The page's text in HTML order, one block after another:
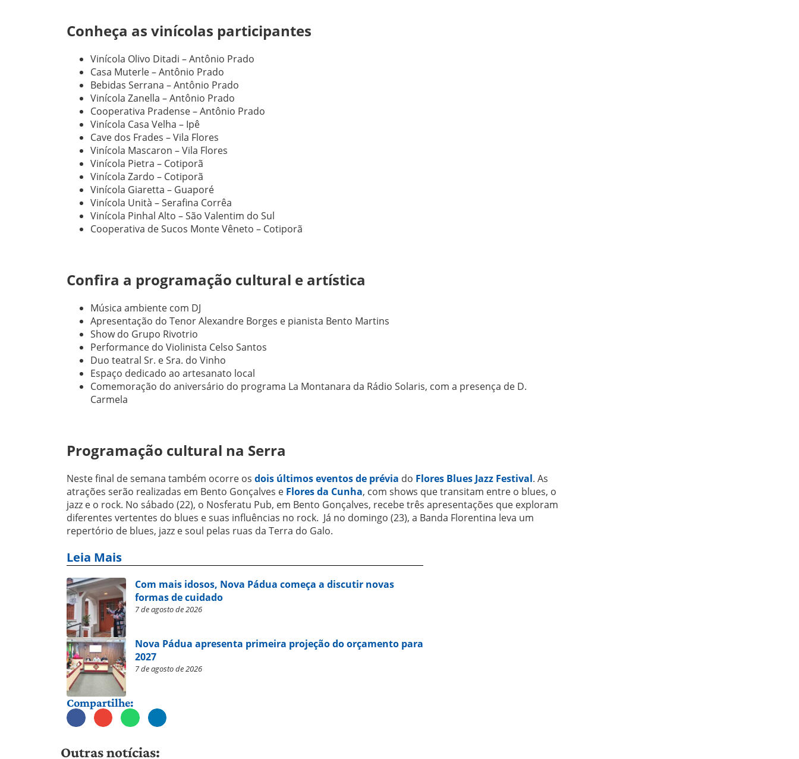
Conheça as vinícolas participantes
Vinícola Olivo Ditadi – Antônio Prado
Casa Muterle – Antônio Prado
Bebidas Serrana – Antônio Prado
Vinícola Zanella – Antônio Prado
Cooperativa Pradense – Antônio Prado
Vinícola Casa Velha – Ipê
Cave dos Frades – Vila Flores
Vinícola Mascaron – Vila Flores
Vinícola Pietra – Cotiporã
Vinícola Zardo – Cotiporã
Vinícola Giaretta – Guaporé
Vinícola Unità – Serafina Corrêa
Vinícola Pinhal Alto – São Valentim do Sul
Cooperativa de Sucos Monte Vêneto – Cotiporã
Confira a programação cultural e artística
Música ambiente com DJ
Apresentação do Tenor Alexandre Borges e pianista Bento Martins
Show do Grupo Rivotrio
Performance do Violinista Celso Santos
Duo teatral Sr. e Sra. do Vinho
Espaço dedicado ao artesanato local
Comemoração do aniversário do programa La Montanara da Rádio Solaris, com a presença de D.
Carmela
Programação cultural na Serra
Neste final de semana também ocorre os dois últimos eventos de prévia do Flores Blues Jazz Festival. As
atrações serão realizadas em Bento Gonçalves e Flores da Cunha, com shows que transitam entre o blues, o
jazz e o rock. No sábado (22), o Nosferatu Pub, em Bento Gonçalves, recebe três apresentações que exploram
diferentes vertentes do blues e suas influências no rock. Já no domingo (23), a Banda Florentina leva um
repertório de blues, jazz e soul pelas ruas da Terra do Galo.
Leia Mais
Com mais idosos, Nova Pádua começa a discutir novas
formas de cuidado
7 de agosto de 2026
Nova Pádua apresenta primeira projeção do orçamento para
2027
7 de agosto de 2026
Compartilhe:
Outras notícias: